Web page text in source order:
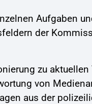
Aufgaben
der
zu aktuellen
von
aus der